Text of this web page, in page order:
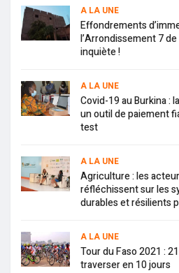
A LA UNE
Effondrements
l’Arrondissement 7
inquiète !
A LA UNE
Covid-19 au Burkina :
un outil de paiement
test
A LA UNE
Agriculture : les
réfléchissent sur les
durables et résilients
A LA UNE
Tour du Faso 2021 :
traverser en 10 jours